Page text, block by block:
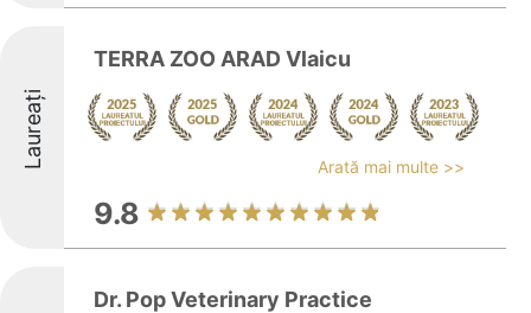
Laureați
TERRA ZOO ARAD Vlaicu
Arată mai multe >>
9.8
Dr. Pop Veterinary Practice